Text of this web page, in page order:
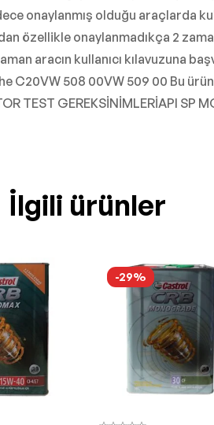
onaylanmış olduğu araçlarda
özellikle onaylanmadıkça 2
aracın kullanıcı kılavuzuna
C20VW 508 00VW 509 00 Bu
GEREKSİNİMLERİAPI SP
İlgili ürünler
-29%